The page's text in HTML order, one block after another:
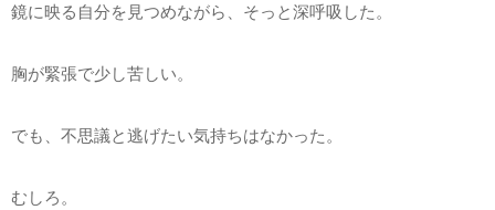
鏡に映る自分を見つめながら、そっと深呼吸した。
胸が緊張で少し苦しい。
でも、不思議と逃げたい気持ちはなかった。
むしろ。